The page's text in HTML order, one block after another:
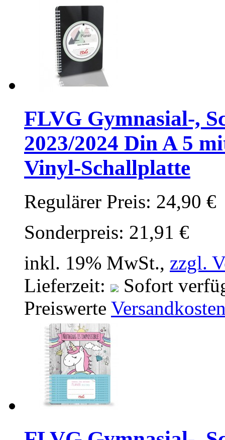
FLVG Gymnasial-,
2023/2024 Din A 5
Vinyl-Schallplatte
Regulärer Preis: 24,90 €
Sonderpreis: 21,91 €
inkl. 19% MwSt., zzgl.
Lieferzeit:
Sofort
Preiswerte